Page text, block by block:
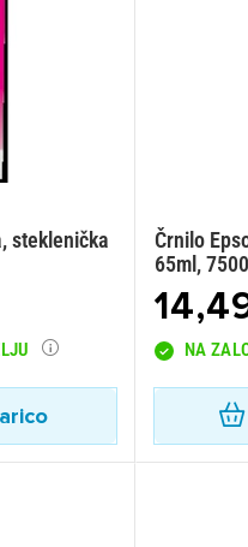
steklenička
Črnilo
65ml,
NA